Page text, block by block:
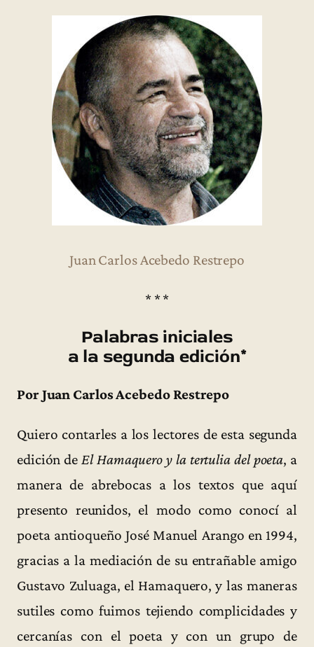
Juan Carlos Acebedo Restrepo
* * *
Palabras iniciales
a la segunda edición*
Por Juan Carlos Acebedo Restrepo
Quiero contarles a los lectores de esta segunda
edición deEl Hamaquero y la tertulia del poeta, a
manera de abrebocas a los textos que aquí
presento reunidos, el modo como conocí al
poeta antioqueño José Manuel Arango en 1994,
gracias a la mediación de su entrañable amigo
Gustavo Zuluaga, el Hamaquero, y las maneras
sutiles como fuimos tejiendo complicidades y
cercanías con el poeta y con un grupo de